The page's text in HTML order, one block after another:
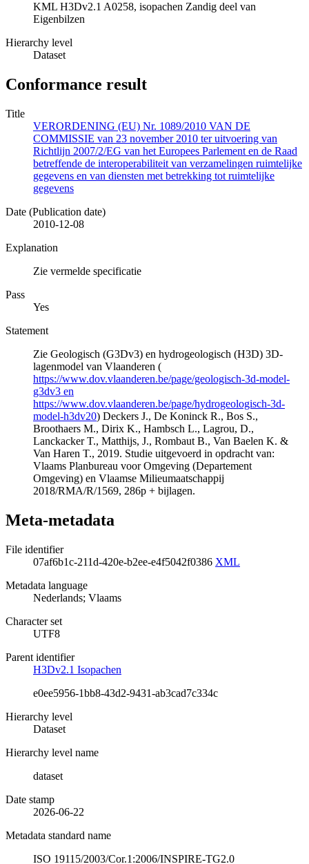
KML H3Dv2.1 A0258, isopachen Zandig deel van
Eigenbilzen
Hierarchy level
Dataset
Conformance result
Title
VERORDENING (EU) Nr. 1089/2010 VAN DE
COMMISSIE van 23 november 2010 ter uitvoering van
Richtlijn 2007/2/EG van het Europees Parlement en de Raad
betreffende de interoperabiliteit van verzamelingen ruimtelijke
gegevens en van diensten met betrekking tot ruimtelijke
gegevens
Date (Publication date)
2010-12-08
Explanation
Zie vermelde specificatie
Pass
Yes
Statement
Zie Geologisch (G3Dv3) en hydrogeologisch (H3D) 3D-
lagenmodel van Vlaanderen (
https://www.dov.vlaanderen.be/page/geologisch-3d-model-
g3dv3 en
https://www.dov.vlaanderen.be/page/hydrogeologisch-3d-
model-h3dv20) Deckers J., De Koninck R., Bos S.,
Broothaers M., Dirix K., Hambsch L., Lagrou, D.,
Lanckacker T., Matthijs, J., Rombaut B., Van Baelen K. &
Van Haren T., 2019. Studie uitgevoerd in opdracht van:
Vlaams Planbureau voor Omgeving (Departement
Omgeving) en Vlaamse Milieumaatschappij
2018/RMA/R/1569, 286p + bijlagen.
Meta-metadata
File identifier
07af6b1c-211d-420e-b2ee-e4f5042f0386 XML
Metadata language
Nederlands; Vlaams
Character set
UTF8
Parent identifier
H3Dv2.1 Isopachen
e0ee5956-1bb8-43d2-9431-ab3cad7c334c
Hierarchy level
Dataset
Hierarchy level name
dataset
Date stamp
2026-06-22
Metadata standard name
ISO 19115/2003/Cor.1:2006/INSPIRE-TG2.0